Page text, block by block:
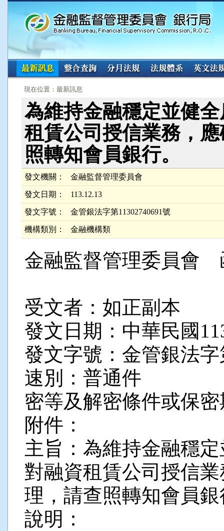
:::
現在位置：最新訊息
為維持金融穩定並健
租賃公司授信業務，
照轉知會員銀行。
發文機關： 金融監督管理委員會
發文日期： 113.12.13
發文字號： 金管銀法字第11302740691號
機構類別： 金融機構類
金融監督管理委員會
受文者：如正副本
發文日期：中華民國
發文字號：金管銀法字
速別：普通件
密等及解密條件或保
附件：
主旨：為維持金融穩
對融資租賃公司授信
理，請查照轉知會員
說明：